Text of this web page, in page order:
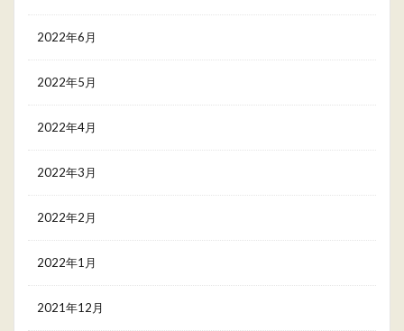
2022年6月
2022年5月
2022年4月
2022年3月
2022年2月
2022年1月
2021年12月